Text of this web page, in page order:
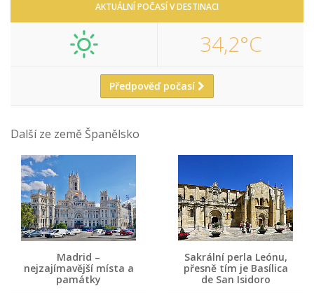
AKTUÁLNÍ POČASÍ V DESTINACI
34,2°C
Předpověď počasí
Další ze země Španělsko
Madrid –
nejzajímavější místa a
památky
Sakrální perla Leónu,
přesně tím je Basílica
de San Isidoro